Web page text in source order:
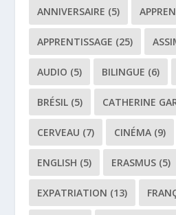
ANNIVERSAIRE (5)
APPRENTISSAGE (25)
AUDIO (5) BILINGUE (6)
BRÉSIL (5) CATHERINE
CERVEAU (7) CINÉMA (9)
ENGLISH (5) ERASMUS (5)
EXPATRIATION (13)